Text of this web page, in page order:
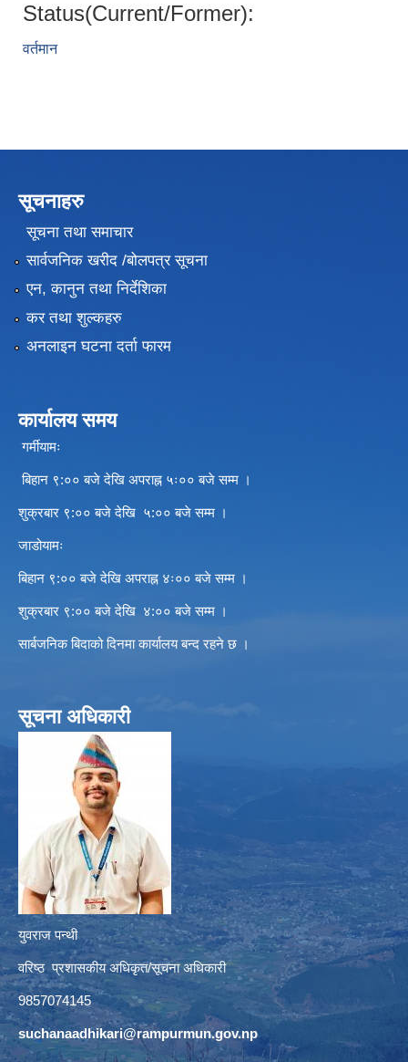
Status(Current/Former):
वर्तमान
सूचनाहरु
सूचना तथा समाचार
सार्वजनिक खरीद /बोलपत्र सूचना
एन, कानुन तथा निर्देशिका
कर तथा शुल्कहरु
अनलाइन घटना दर्ता फारम
कार्यालय समय
गर्मीयामः
बिहान ९:०० बजे देखि अपराह्न ५ः०० बजे सम्म ।
शुक्रबार ९:०० बजे देखि ५:०० बजे सम्म ।
जाडोयामः
बिहान ९:०० बजे देखि अपराह्न ४ः०० बजे सम्म ।
शुक्रबार ९:०० बजे देखि ४:०० बजे सम्म ।
सार्बजनिक बिदाको दिनमा कार्यालय बन्द रहने छ ।
सूचना अधिकारी
युवराज पन्थी
वरिष्ठ प्रशासकीय अधिकृत/सूचना अधिकारी
9857074145
suchanaadhikari@rampurmun.gov.np